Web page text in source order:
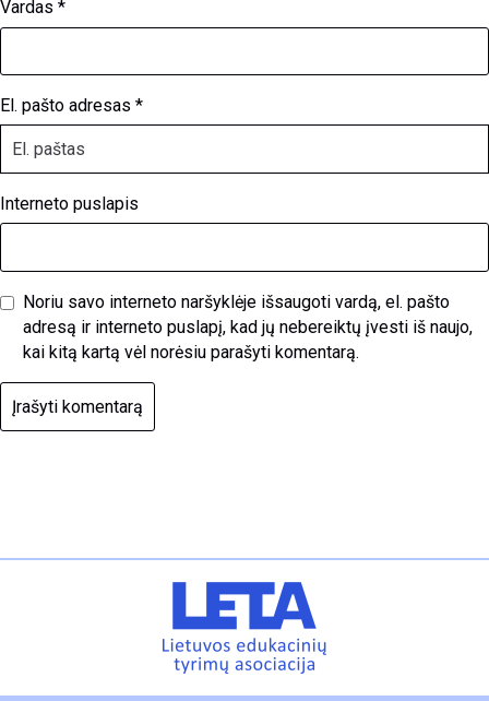
Vardas *
El. pašto adresas *
Interneto puslapis
Noriu savo interneto naršyklėje išsaugoti vardą, el. pašto
adresą ir interneto puslapį, kad jų nebereiktų įvesti iš naujo,
kai kitą kartą vėl norėsiu parašyti komentarą.